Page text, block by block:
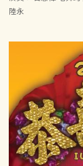
陸永